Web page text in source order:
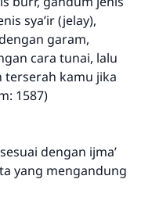
sya’ir (jelay),
garam,
cara tunai, lalu
terserah kamu jika
1587)
dengan ijma’
yang mengandung